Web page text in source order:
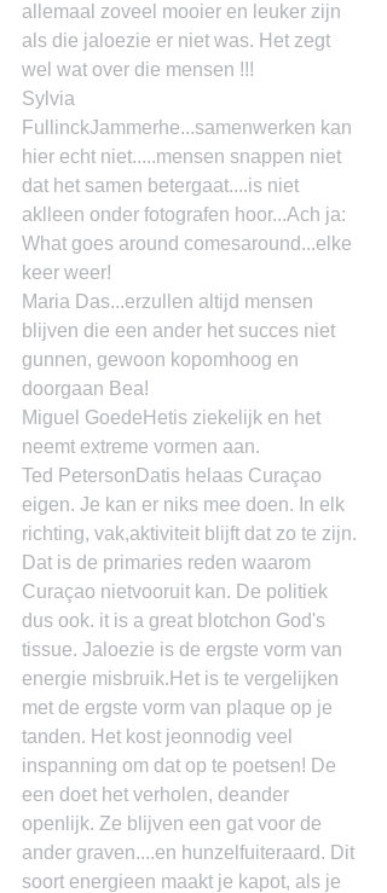
allemaal zoveel mooier en leuker zijn
als die jaloezie er niet was. Het zegt
wel wat over die mensen !!!
Sylvia
FullinckJammerhe...samenwerken kan
hier echt niet.....mensen snappen niet
dat het samen betergaat....is niet
aklleen onder fotografen hoor...Ach ja:
What goes around comesaround...elke
keer weer!
Maria Das...erzullen altijd mensen
blijven die een ander het succes niet
gunnen, gewoon kopomhoog en
doorgaan Bea!
Miguel GoedeHetis ziekelijk en het
neemt extreme vormen aan.
Ted PetersonDatis helaas Curaçao
eigen. Je kan er niks mee doen. In elk
richting, vak,aktiviteit blijft dat zo te zijn.
Dat is de primaries reden waarom
Curaçao nietvooruit kan. De politiek
dus ook. it is a great blotchon God's
tissue. Jaloezie is de ergste vorm van
energie misbruik.Het is te vergelijken
met de ergste vorm van plaque op je
tanden. Het kost jeonnodig veel
inspanning om dat op te poetsen! De
een doet het verholen, deander
openlijk. Ze blijven een gat voor de
ander graven....en hunzelfuiteraard. Dit
soort energieen maakt je kapot, als je